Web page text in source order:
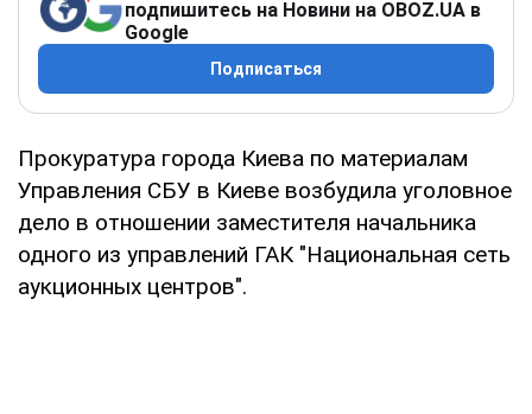
подпишитесь на Новини на OBOZ.UA в
Google
Подписаться
Прокуратура города Киева по материалам
Управления СБУ в Киеве возбудила уголовное
дело в отношении заместителя начальника
одного из управлений ГАК "Национальная сеть
аукционных центров".